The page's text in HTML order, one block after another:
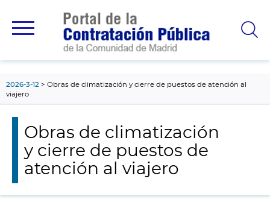
principal
2026-3-12
Obras de climatización y cierre de puestos de atención al
viajero
Obras de climatización
y cierre de puestos de
atención al viajero